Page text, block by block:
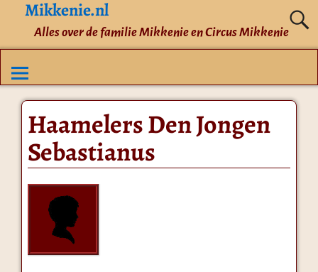
Mikkenie.nl
Alles over de familie Mikkenie en Circus Mikkenie
Haamelers Den Jongen
Sebastianus